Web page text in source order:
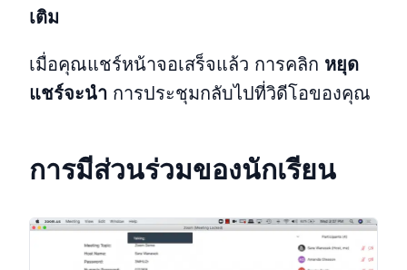
เติม
เมื่อคุณแชร์หน้าจอเสร็จแล้ว การคลิก หยุด
แชร์จะนำ การประชุมกลับไปที่วิดีโอของคุณ
การมีส่วนร่วมของนักเรียน